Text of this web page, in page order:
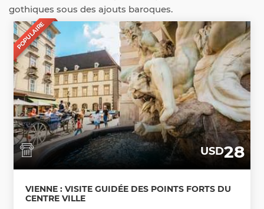
gothiques sous des ajouts baroques.
POPULAIRE
USD28
VIENNE : VISITE GUIDÉE DES POINTS FORTS DU
CENTRE VILLE